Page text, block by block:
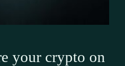
your crypto on